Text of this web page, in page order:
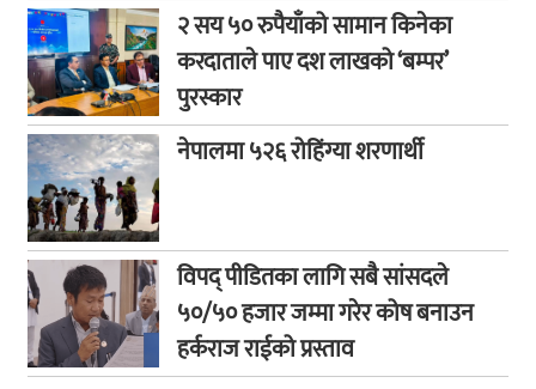
२ सय ५० रुपैयाँको सामान किनेका
करदाताले पाए दश लाखको ‘बम्पर’
पुरस्कार
नेपालमा ५२६ रोहिंग्या शरणार्थी
विपद् पीडितका लागि सबै सांसदले
५०/५० हजार जम्मा गरेर कोष बनाउन
हर्कराज राईको प्रस्ताव